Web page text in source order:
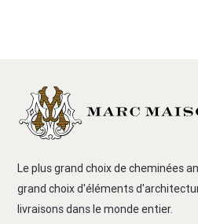
Le plus grand choix de cheminées
grand choix d'éléments
livraisons dans le monde entier.